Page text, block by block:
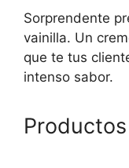
Sorprendente
vainilla. Un
que te tus
intenso sabor.